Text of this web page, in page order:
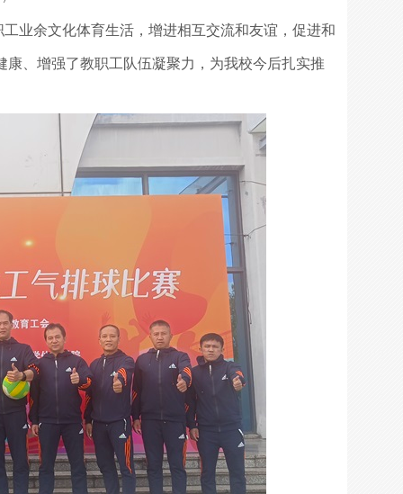
业余文化体育生活，增进相互交流和友谊，促进和
、增强了教职工队伍凝聚力，为我校今后扎实推